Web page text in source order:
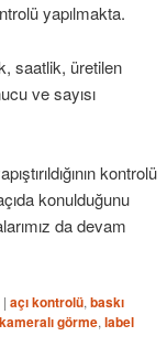
yapılmakta.
saatlik, üretilen
ve sayısı
kontrolü
konulduğunu
da devam
| açı kontrolü, baskı
kameralı görme, label